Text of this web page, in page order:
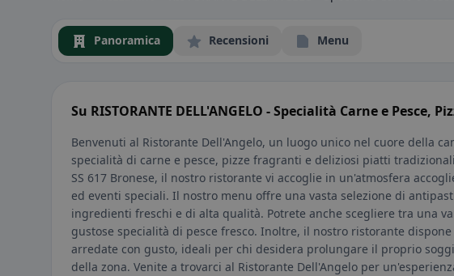
Panoramica Recensioni Menu
Su RISTORANTE DELL'ANGELO - Specialità Carne e Pesce,
Benvenuti al Ristorante Dell'Angelo, un luogo unico nel cuore della
specialità di carne e pesce, pizze fragranti e deliziosi piatti
SS 617 Bronese, il nostro ristorante vi accoglie in un'atmosfera
ed eventi speciali. Il nostro menu offre una vasta selezione di
ingredienti freschi e di alta qualità. Potrete anche scegliere tra una
gustose specialità di pesce fresco. Inoltre, il nostro ristorante
arredate con gusto, ideali per chi desidera prolungare il proprio
della zona. Venite a trovarci al Ristorante Dell'Angelo per